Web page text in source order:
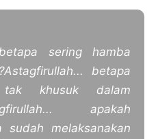
sering hamba
Astagfirullah... betapa
khusuk dalam
apakah
melaksanakan